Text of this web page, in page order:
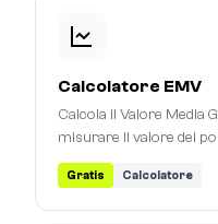
Calcolatore EMV
Calcola il Valore Media
misurare il valore dei
Gratis Calcolatore